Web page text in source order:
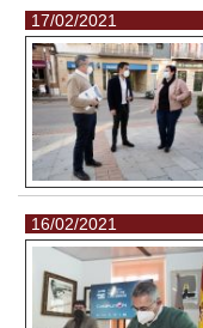
17/02/2021
16/02/2021